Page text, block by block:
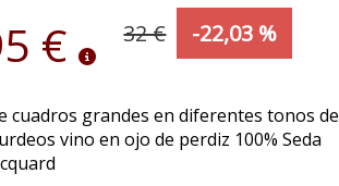
€ 32 € -22,03 %
cuadros grandes en diferentes tonos de
vino en ojo de perdiz 100% Seda